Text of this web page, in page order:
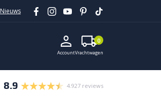
Nieuws
AccountVrachtwagen
0
8.9 4.927 reviews